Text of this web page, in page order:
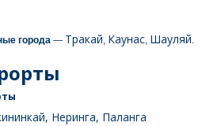
города — Тракай, Каунас, Шауляй.
Неринга, Паланга